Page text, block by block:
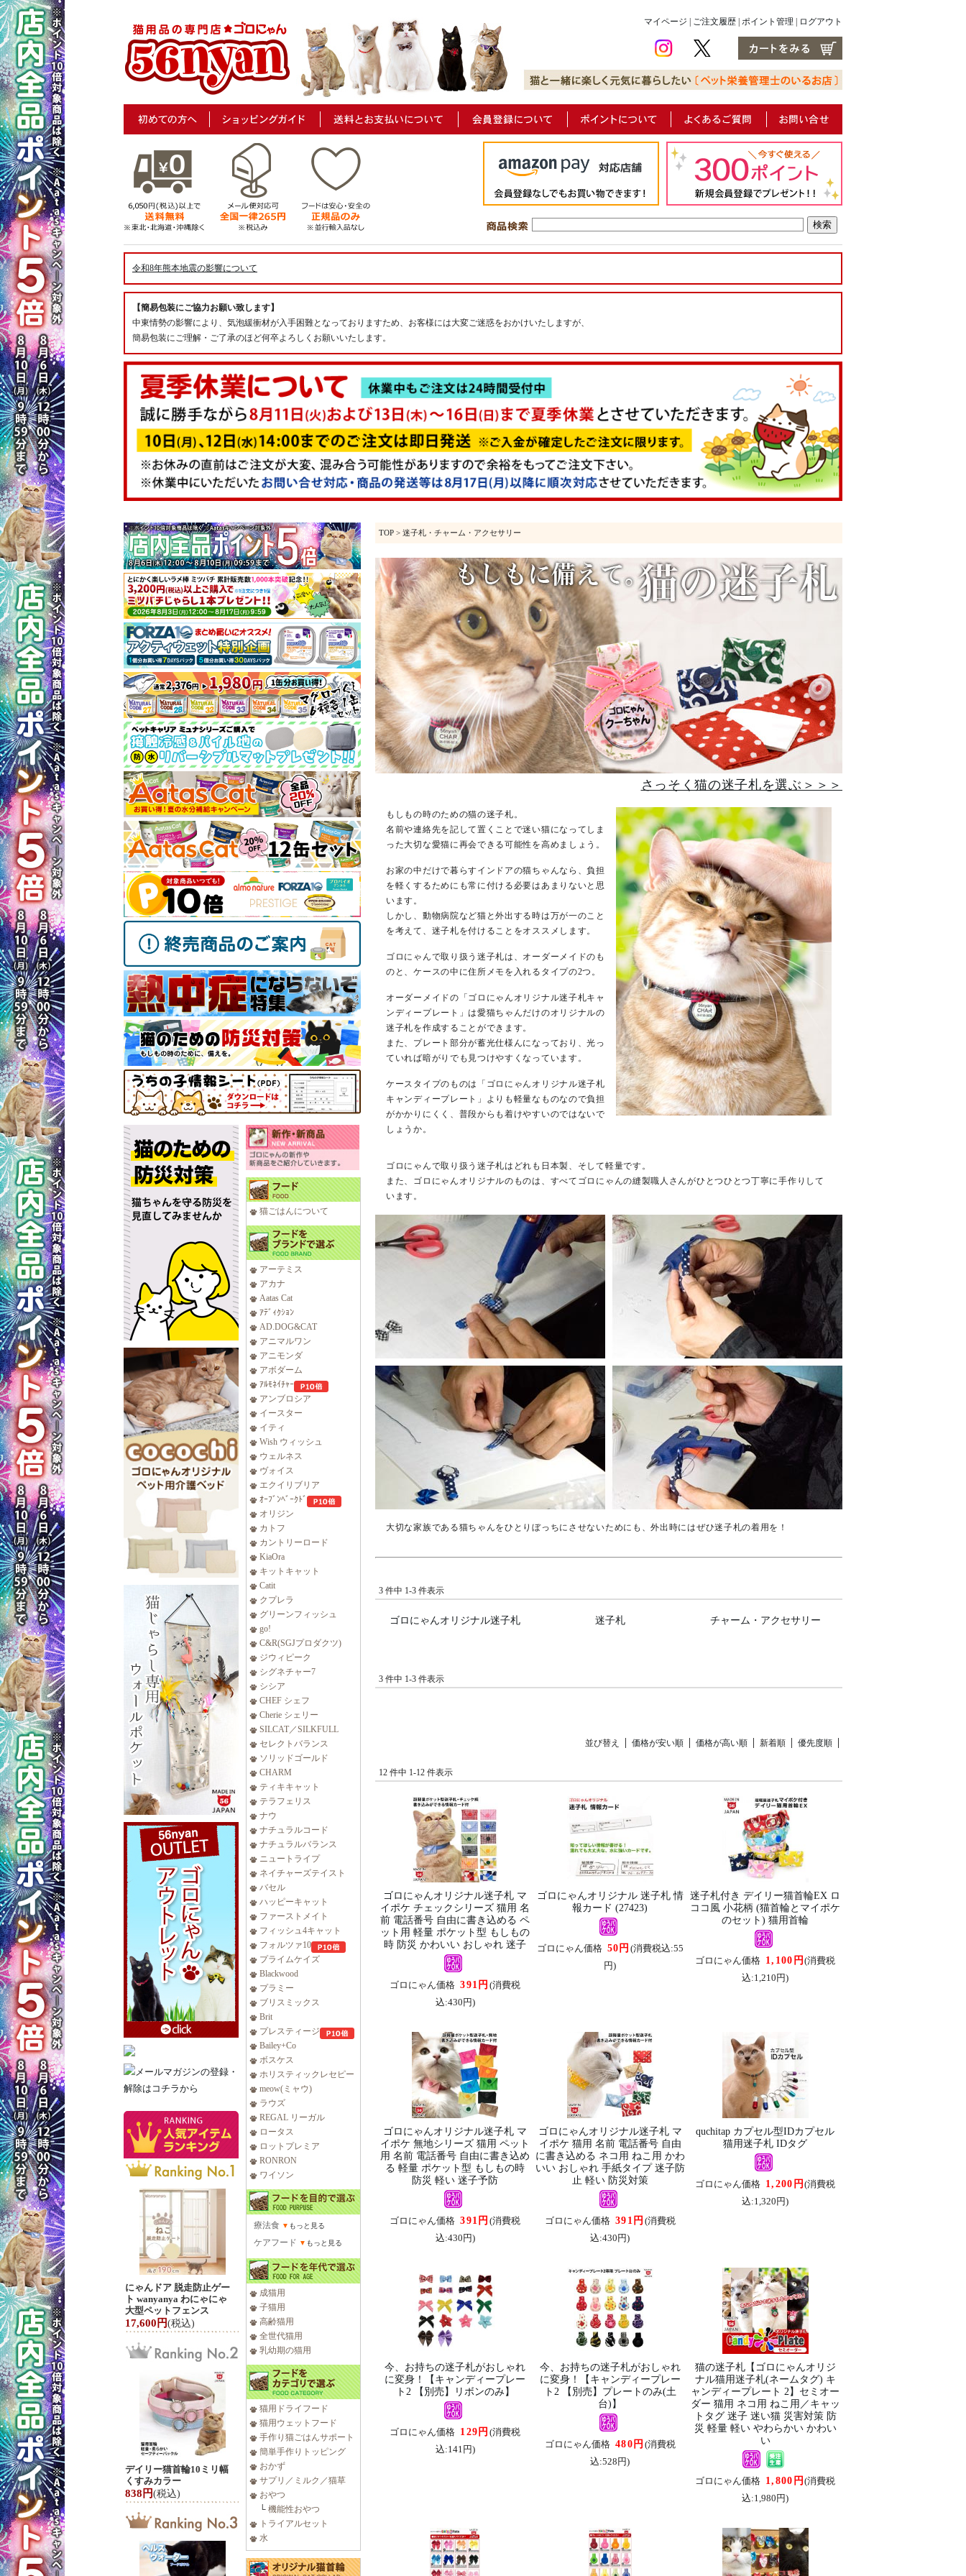
マイページ ご注文履歴 ポイント管理 ログアウト
令和8年熊本地震の影響について
【簡易包装にご協力お願い致します】
中東情勢の影響により、気泡緩衝材が入手困難となっておりますため、お客様には大変ご迷惑をおかけいたしますが、
簡易包装にご理解・ご了承のほど何卒よろしくお願いいたします。
にゃんドア 脱走防止ゲー
ト wanyanya わにゃにゃ
大型ペットフェンス
17,600円(税込)
デイリー猫首輪10ミリ幅
くすみカラー
838円(税込)
猫ごはんについて
アーテミス
アカナ
Aatas Cat
ｱﾃﾞｨｸｼｮﾝ
AD.DOG&CAT
アニマルワン
アニモンダ
アボダーム
ｱﾙﾓﾈｲﾁｬｰ
アンブロシア
イースター
イティ
Wish ウィッシュ
ウェルネス
ヴォイス
エクイリブリア
ｵｰﾌﾞﾝﾍﾞｰｸﾄﾞ
オリジン
カトフ
カントリーロード
KiaOra
キットキャット
Catit
クプレラ
グリーンフィッシュ
go!
C&R(SGJプロダクツ)
ジウィピーク
シグネチャー7
シシア
CHEF シェフ
Cherie シェリー
SILCAT／SILKFULL
セレクトバランス
ソリッドゴールド
CHARM
ティキキャット
テラフェリス
ナウ
ナチュラルコード
ナチュラルバランス
ニュートライプ
ネイチャーズテイスト
バセル
ハッピーキャット
ファーストメイト
フィッシュ4キャット
フォルツァ10
プライムケイズ
Blackwood
プラミー
ブリスミックス
Brit
プレスティージ
Bailey+Co
ボスケス
ホリスティックレセピー
meow(ミャウ)
ラウズ
REGAL リーガル
ロータス
ロットプレミア
RONRON
ワイソン
療法食 ▼ もっと見る
ケアフード ▼ もっと見る
成猫用
子猫用
高齢猫用
全世代猫用
乳幼期の猫用
猫用ドライフード
猫用ウェットフード
手作り猫ごはんサポート
簡単手作りトッピング
おかず
サプリ／ミルク／猫草
おやつ
└ 機能性おやつ
トライアルセット
水
TOP > 迷子札・チャーム・アクセサリー
さっそく猫の迷子札を選ぶ＞＞＞
もしもの時のための猫の迷子札。
名前や連絡先を記して置くことで迷い猫になってしま
った大切な愛猫に再会できる可能性を高めましょう。
お家の中だけで暮らすインドアの猫ちゃんなら、負担
を軽くするためにも常に付ける必要はあまりないと思
います。
しかし、動物病院など猫と外出する時は万が一のこと
を考えて、迷子札を付けることをオススメします。
ゴロにゃんで取り扱う迷子札は、オーダーメイドのも
のと、ケースの中に住所メモを入れるタイプの2つ。
オーダーメイドの「ゴロにゃんオリジナル迷子札キャ
ンディープレート」は愛猫ちゃんだけのオリジナルの
迷子札を作成することができます。
また、プレート部分が蓄光仕様んになっており、光っ
ていれば暗がりでも見つけやすくなっています。
ケースタイプのものは「ゴロにゃんオリジナル迷子札
キャンディープレート」よりも軽量なものなので負担
がかかりにくく、普段からも着けやすいのではないで
しょうか。
ゴロにゃんで取り扱う迷子札はどれも日本製、そして軽量です。
また、ゴロにゃんオリジナルのものは、すべてゴロにゃんの縫製職人さんがひとつひとつ丁寧に手作りして
います。
大切な家族である猫ちゃんをひとりぼっちにさせないためにも、外出時にはぜひ迷子札の着用を！
3 件中 1-3 件表示
ゴロにゃんオリジナル迷子札 迷子札 チャーム・アクセサリー
3 件中 1-3 件表示
並び替え 価格が安い順 価格が高い順 新着順 優先度順
12 件中 1-12 件表示
ゴロにゃんオリジナル迷子札 マ
イポケ チェックシリーズ 猫用 名
前 電話番号 自由に書き込める ペ
ット用 軽量 ポケット型 もしもの
時 防災 かわいい おしゃれ 迷子
ゴロにゃん価格 391円 (消費税
込:430円)
ゴロにゃんオリジナル 迷子札 情
報カード (27423)
ゴロにゃん価格 50円 (消費税込:55
円)
迷子札付き デイリー猫首輪EX ロ
ココ風 小花柄 (猫首輪とマイポケ
のセット) 猫用首輪
ゴロにゃん価格 1,100円(消費税
込:1,210円)
ゴロにゃんオリジナル迷子札 マ
イポケ 無地シリーズ 猫用 ペット
用 名前 電話番号 自由に書き込め
る 軽量 ポケット型 もしもの時
防災 軽い 迷子予防
ゴロにゃん価格 391円 (消費税
込:430円)
ゴロにゃんオリジナル迷子札 マ
イポケ 猫用 名前 電話番号 自由
に書き込める ネコ用 ねこ用 かわ
いい おしゃれ 手紙タイプ 迷子防
止 軽い 防災対策
ゴロにゃん価格 391円 (消費税
込:430円)
quchitap カプセル型IDカプセル
猫用迷子札 IDタグ
ゴロにゃん価格 1,200円(消費税
込:1,320円)
今、お持ちの迷子札がおしゃれ
に変身！【キャンディープレー
ト2 【別売】リボンのみ】
ゴロにゃん価格 129円 (消費税
込:141円)
今、お持ちの迷子札がおしゃれ
に変身！【キャンディープレー
ト2 【別売】プレートのみ(土
台)】
ゴロにゃん価格 480円 (消費税
込:528円)
猫の迷子札【ゴロにゃんオリジ
ナル猫用迷子札(ネームタグ) キ
ャンディープレート 2】セミオー
ダー 猫用 ネコ用 ねこ用／キャッ
トタグ 迷子 迷い猫 災害対策 防
災 軽量 軽い やわらかい かわい
い
ゴロにゃん価格 1,800円(消費税
込:1,980円)